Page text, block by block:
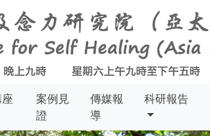
案例見
證
傳媒報
導
科研報告